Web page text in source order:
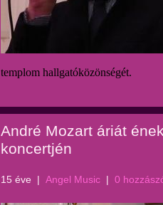
templom hallgatóközönségét.
André Mozart áriát
koncertjén
15 éve | Angel Music | 0